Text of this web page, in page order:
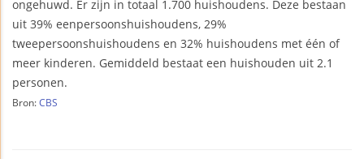
ongehuwd. Er zijn in totaal 1.700 huishoudens. Deze bestaan
uit 39% eenpersoonshuishoudens, 29%
tweepersoonshuishoudens en 32% huishoudens met één of
meer kinderen. Gemiddeld bestaat een huishouden uit 2.1
personen.
Bron: CBS